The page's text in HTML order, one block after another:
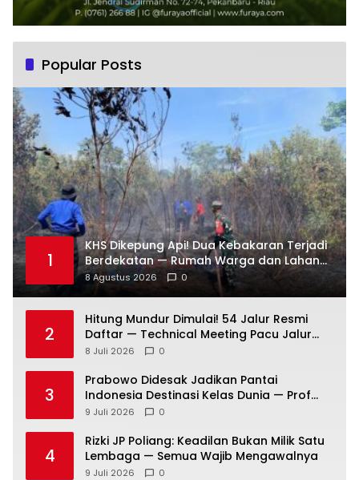
Popular Posts
1
KHS Dikepung Api! Dua Kebakaran Terjadi
Berdekatan — Rumah Warga dan Lahan
Terbakar
8 Agustus 2026 0
2
Hitung Mundur Dimulai! 54 Jalur Resmi
Daftar — Technical Meeting Pacu Jalur
Rayon III Benai Digelar Besok
8 Juli 2026 0
3
Prabowo Didesak Jadikan Pantai
Indonesia Destinasi Kelas Dunia — Prof
Sutan Nasomal: Perintahkan Kepala
9 Juli 2026 0
4
Rizki JP Poliang: Keadilan Bukan Milik Satu
Lembaga — Semua Wajib Mengawalnya
9 Juli 2026 0